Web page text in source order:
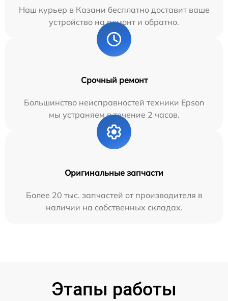
Наш курьер в Казани бесплатно доставит ваше
устройство на ремонт и обратно.
Срочный ремонт
Большинство неисправностей техники Epson
мы устраняем в течение 2 часов.
Оригинальные запчасти
Более 20 тыс. запчастей от производителя в
наличии на собственных складах.
Этапы работы